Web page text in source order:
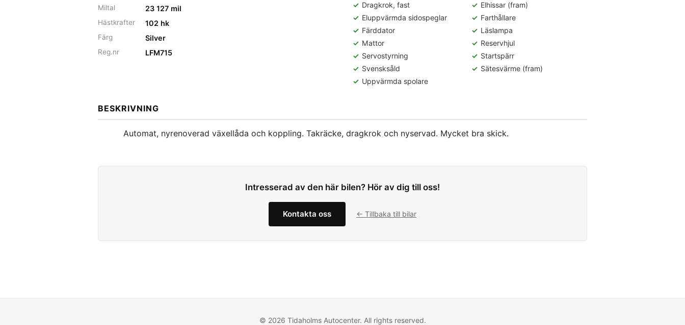
Miltal 23 127 mil
Hästkrafter 102 hk
Färg Silver
Reg.nr LFM715
Dragkrok, fast
Elhissar (fram)
Eluppvärmda sidospeglar
Farthållare
Färddator
Läslampa
Mattor
Reservhjul
Servostyrning
Startspärr
Svensksåld
Sätesvärme (fram)
Uppvärmda spolare
BESKRIVNING
Automat, nyrenoverad växellåda och koppling. Takräcke, dragkrok och nyservad. Mycket bra skick.
Intresserad av den här bilen? Hör av dig till oss!
Kontakta oss ← Tillbaka till bilar
© 2026 Tidaholms Autocenter. All rights reserved.